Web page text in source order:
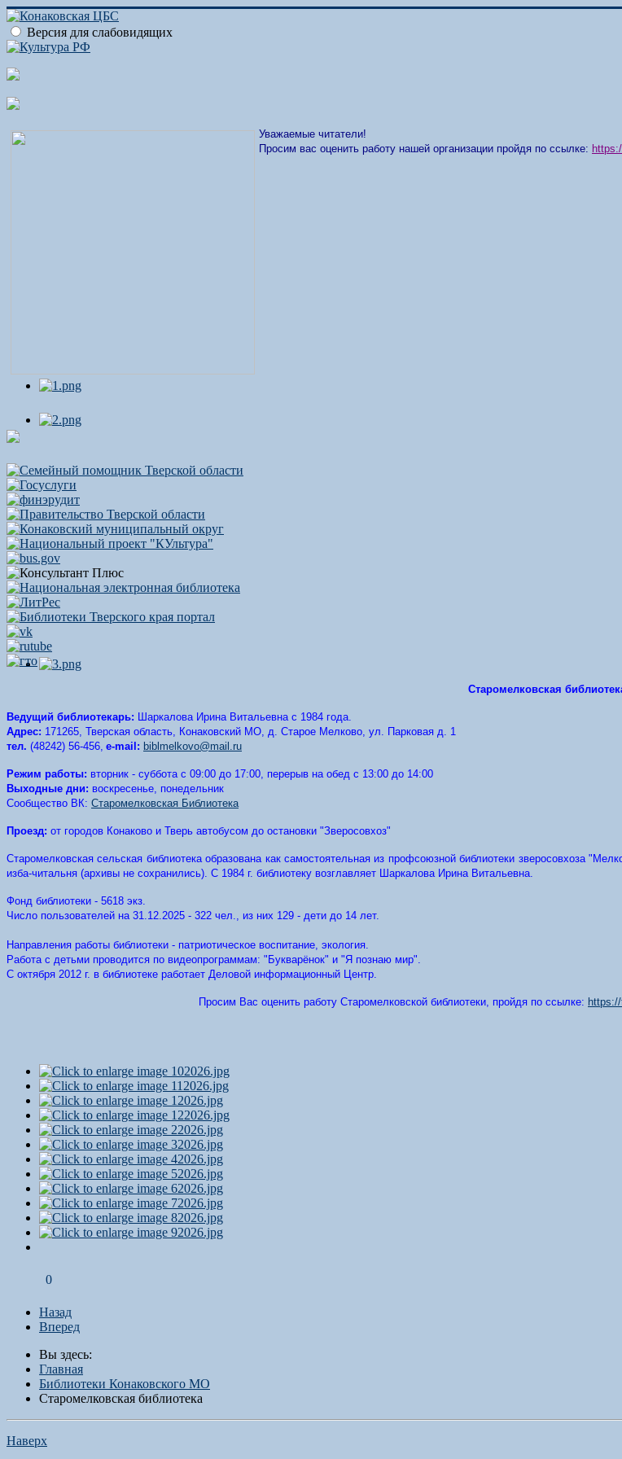
Версия для слабовидящих
Уважаемые читатели!
Просим вас оценить работу нашей организации пройдя по ссылке:
Старомелковская
Ведущий библиотекарь: Шаркалова Ирина Витальевна с 1984 года.
Адрес: 171265, Тверская область, Конаковский МО, д. Старое Мелково, ул. Парковая д. 1
тел. (48242) 56-456, e-mail: biblmelkovo@mail.ru
Режим работы: вторник - суббота с 09:00 до 17:00, перерыв на обед с 13:00 до 14:00
Выходные дни: воскресенье, понедельник
Сообщество ВК: Старомелковская Библиотека
Проезд: от городов Конаково и Тверь автобусом до остановки "Зверосовхоз"
Старомелковская сельская библиотека образована как самостоятельная из профсоюзной библиотеки зверосовхоза
изба-читальня (архивы не сохранились). С 1984 г. библиотеку возглавляет Шаркалова Ирина Витальевна.
Фонд библиотеки - 5618 экз.
Число пользователей на 31.12.2025 - 322 чел., из них 129 - дети до 14 лет.
Направления работы библиотеки - патриотическое воспитание, экология.
Работа с детьми проводится по видеопрограммам: "Букварёнок" и "Я познаю мир".
С октября 2012 г. в библиотеке работает Деловой информационный Центр.
Просим Вас оценить работу Старомелковской библиотеки, пройдя по ссылке:
0
Назад
Вперед
Вы здесь:
Главная
Библиотеки Конаковского МО
Старомелковская библиотека
Наверх